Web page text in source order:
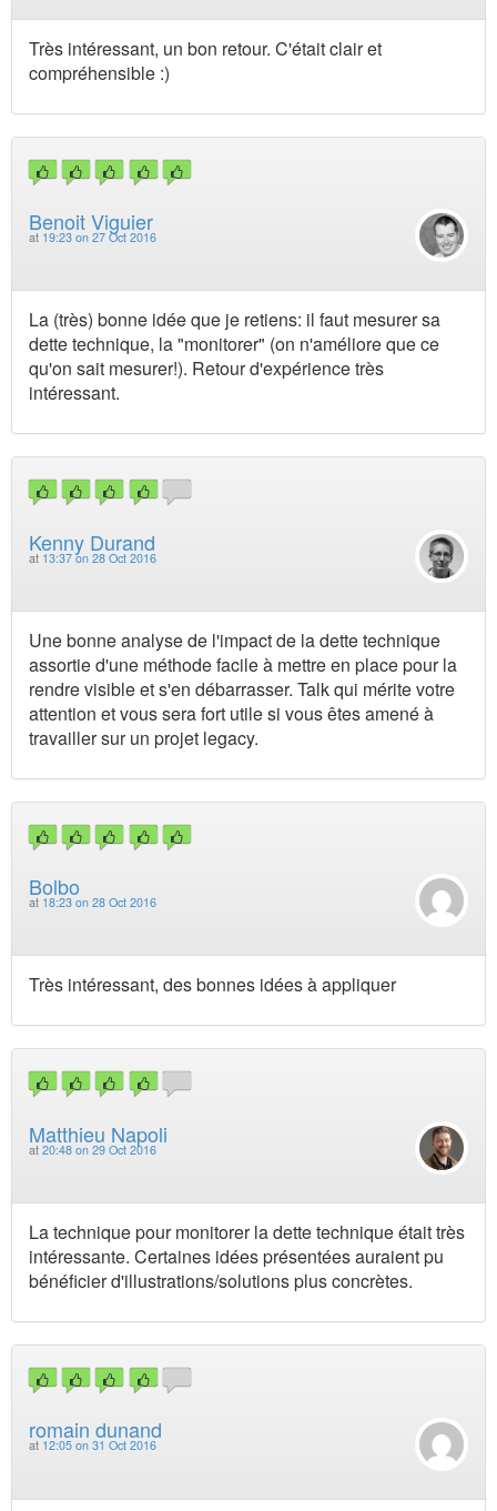
Très intéressant, un bon retour. C'était clair et
compréhensible :)
Benoit Viguier
at 19:23 on 27 Oct 2016
La (très) bonne idée que je retiens: il faut mesurer sa
dette technique, la "monitorer" (on n'améliore que ce
qu'on sait mesurer!). Retour d'expérience très
intéressant.
Kenny Durand
at 13:37 on 28 Oct 2016
Une bonne analyse de l'impact de la dette technique
assortie d'une méthode facile à mettre en place pour la
rendre visible et s'en débarrasser. Talk qui mérite votre
attention et vous sera fort utile si vous êtes amené à
travailler sur un projet legacy.
Bolbo
at 18:23 on 28 Oct 2016
Très intéressant, des bonnes idées à appliquer
Matthieu Napoli
at 20:48 on 29 Oct 2016
La technique pour monitorer la dette technique était très
intéressante. Certaines idées présentées auraient pu
bénéficier d'illustrations/solutions plus concrètes.
romain dunand
at 12:05 on 31 Oct 2016